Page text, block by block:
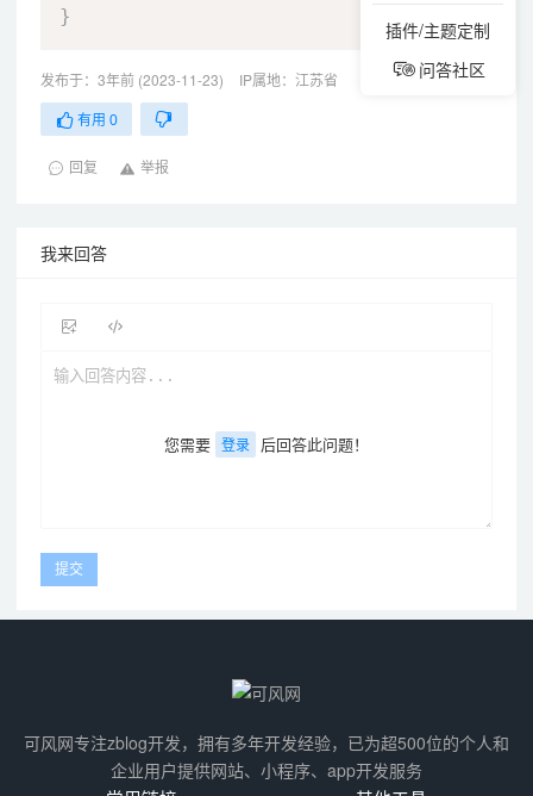
}
发布于：3年前 (2023-11-23) IP属地：江苏省
有用 0
回复 举报
我来回答
您需要 登录 后回答此问题！
可风网专注zblog开发，拥有多年开发经验，已为超500位的个人和
企业用户提供网站、小程序、app开发服务
插件/主题定制
问答社区